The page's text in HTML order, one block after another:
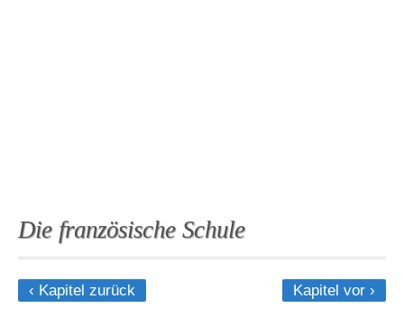
Die französische Schule
‹ Kapitel zurück Kapitel vor ›